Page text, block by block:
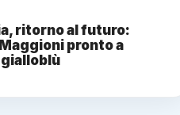
ritorno al futuro:
pronto a